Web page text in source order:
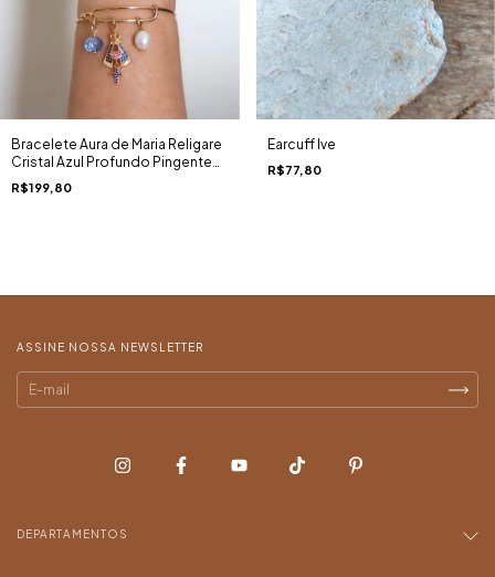
Bracelete Aura de Maria Religare
Cristal Azul Profundo Pingente
Nossa Aparecida Zircônias Ouro
18K
R$199,80
Earcuff Ive
R$77,80
ASSINE NOSSA NEWSLETTER
DEPARTAMENTOS